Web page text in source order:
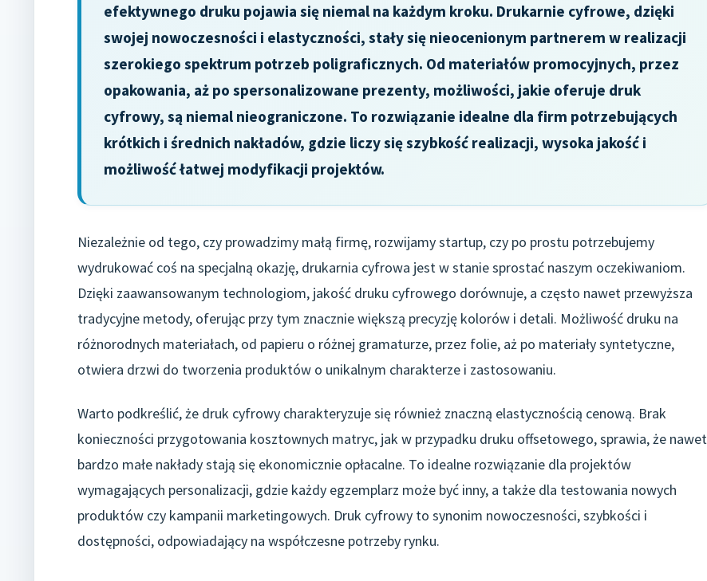
efektywnego druku pojawia się niemal na każdym kroku. Drukarnie cyfrowe, dzięki
swojej nowoczesności i elastyczności, stały się nieocenionym partnerem w realizacji
szerokiego spektrum potrzeb poligraficznych. Od materiałów promocyjnych, przez
opakowania, aż po spersonalizowane prezenty, możliwości, jakie oferuje druk
cyfrowy, są niemal nieograniczone. To rozwiązanie idealne dla firm potrzebujących
krótkich i średnich nakładów, gdzie liczy się szybkość realizacji, wysoka jakość i
możliwość łatwej modyfikacji projektów.
Niezależnie od tego, czy prowadzimy małą firmę, rozwijamy startup, czy po prostu potrzebujemy
wydrukować coś na specjalną okazję, drukarnia cyfrowa jest w stanie sprostać naszym oczekiwaniom.
Dzięki zaawansowanym technologiom, jakość druku cyfrowego dorównuje, a często nawet przewyższa
tradycyjne metody, oferując przy tym znacznie większą precyzję kolorów i detali. Możliwość druku na
różnorodnych materiałach, od papieru o różnej gramaturze, przez folie, aż po materiały syntetyczne,
otwiera drzwi do tworzenia produktów o unikalnym charakterze i zastosowaniu.
Warto podkreślić, że druk cyfrowy charakteryzuje się również znaczną elastycznością cenową. Brak
konieczności przygotowania kosztownych matryc, jak w przypadku druku offsetowego, sprawia, że nawet
bardzo małe nakłady stają się ekonomicznie opłacalne. To idealne rozwiązanie dla projektów
wymagających personalizacji, gdzie każdy egzemplarz może być inny, a także dla testowania nowych
produktów czy kampanii marketingowych. Druk cyfrowy to synonim nowoczesności, szybkości i
dostępności, odpowiadający na współczesne potrzeby rynku.